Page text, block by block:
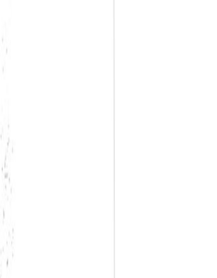
en verwarming) en een hout
leerde Vincent van Gogh tekenen
zoals De Pont en het Textiel museum
waar je heerlijk kunt eten. Of
kermis, Festival van het
aan iemand uit ons eigen